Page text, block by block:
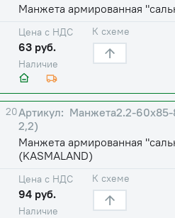
Манжета армированная
Наличие
Цена с НДС
63 руб.
К схеме
20
Манжета2.2-
2,2)
Манжета армированная
(KASMALAND)
Наличие
Цена с НДС
94 руб.
К схеме